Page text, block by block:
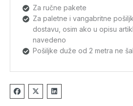
Za ručne pakete
Za paletne i vangabritne
dostavu, osim ako u opisu
navedeno
Pošiljke duže od 2 metra ne